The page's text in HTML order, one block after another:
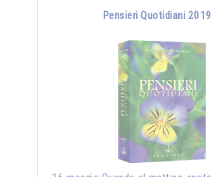
Pensieri Quotidiani 2019